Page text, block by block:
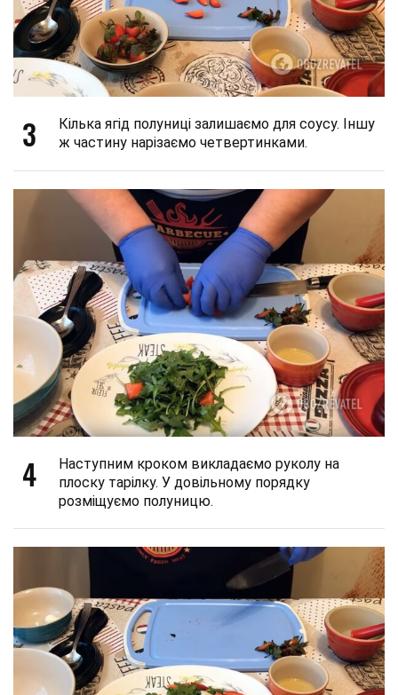
3
Кілька ягід полуниці залишаємо для соусу. Іншу
ж частину нарізаємо четвертинками.
4
Наступним кроком викладаємо руколу на
плоску тарілку. У довільному порядку
розміщуємо полуницю.